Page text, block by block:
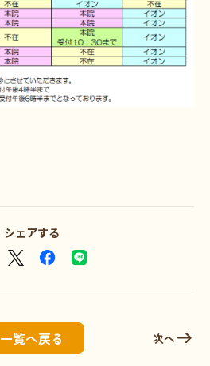
シェアする
一覧へ戻る 次へ